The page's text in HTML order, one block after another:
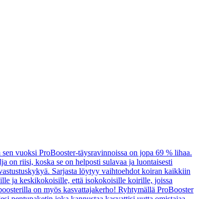
vuoksi ProBooster-täysravinnoissa on jopa 69 % lihaa.
on riisi, koska se on helposti sulavaa ja luontaisesti
Sarjasta löytyy vaihtoehdot koiran kaikkiin
ja keskikokoisille, että isokokoisille koirille, joissa
on myös kasvattajakerho! Ryhtymällä ProBooster